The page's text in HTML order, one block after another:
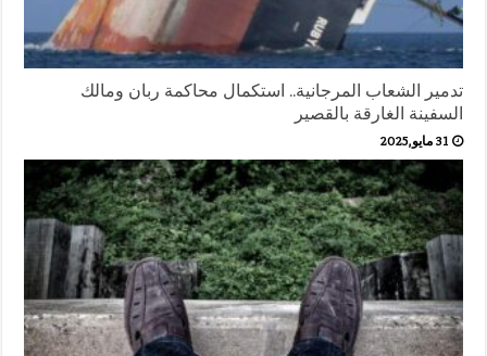
تدمير الشعاب المرجانية.. استكمال محاكمة ربان ومالك
السفينة الغارقة بالقصير
31 مايو,2025